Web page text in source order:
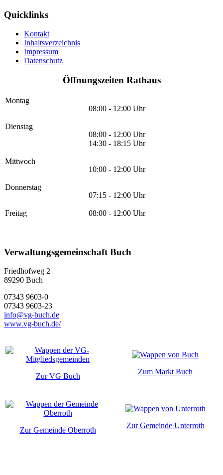
Quicklinks
Kontakt
Inhaltsverzeichnis
Impressum
Datenschutz
Öffnungszeiten Rathaus
Montag
08:00 - 12:00 Uhr
Dienstag
08:00 - 12:00 Uhr
14:30 - 18:15 Uhr
Mittwoch
10:00 - 12:00 Uhr
Donnerstag
07:15 - 12:00 Uhr
Freitag 08:00 - 12:00 Uhr
Verwaltungsgemeinschaft Buch
Friedhofweg 2
89290 Buch
07343 9603-0
07343 9603-23
info@vg-buch.de
www.vg-buch.de/
Zur VG Buch
Zum Markt Buch
Zur Gemeinde Oberroth
Zur Gemeinde Unterroth